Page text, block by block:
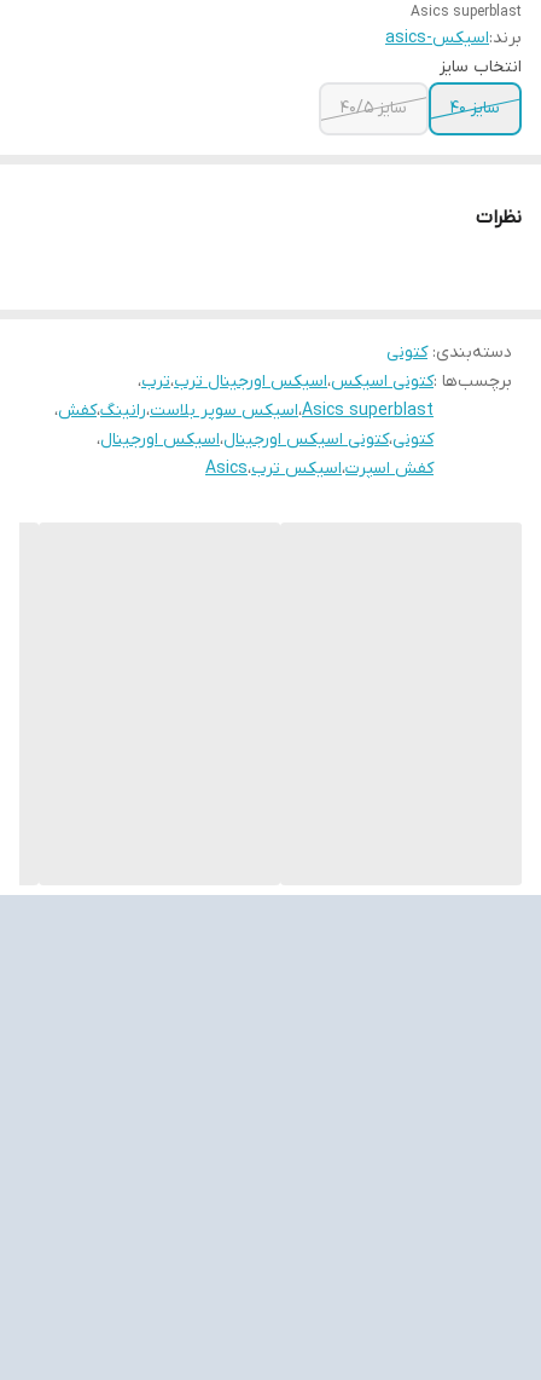
Asics superblast
برند:اسیکس-asics
انتخاب سایز
سایز ۴۰
سایز ۴۰/۵
نظرات
دسته‌بندی:کتونی
برچسب‌ها :کتونی اسیکس،اسیکس اورجینال ترب،ترب،
Asics superblast،اسیکس سوپر بلاست،رانینگ،کفش،
کتونی،کتونی اسیکس اورجینال،اسیکس اورجینال،
کفش اسپرت،اسیکس ترب،Asics